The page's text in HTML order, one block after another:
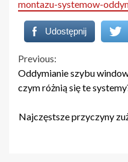
montazu-systemow-
Udostępnij
Continue
Reading
Previous:
Oddymianie szybu
czym różnią się te
Najczęstsze przyczyny